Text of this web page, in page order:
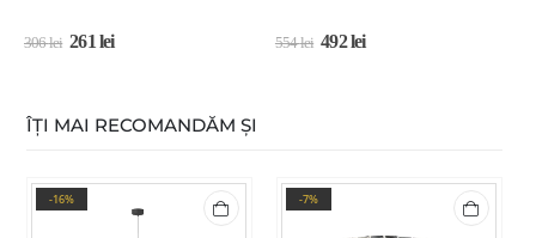
306lei 261lei 554lei 492lei
ÎȚI MAI RECOMANDĂM ȘI
-16% -7%